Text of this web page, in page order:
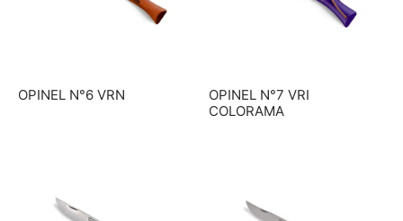
OPINEL N°6 VRN
OPINEL N°7 VRI
COLORAMA